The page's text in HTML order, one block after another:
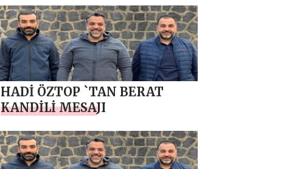
HADİ ÖZTOP `TAN BERAT
KANDİLİ MESAJI